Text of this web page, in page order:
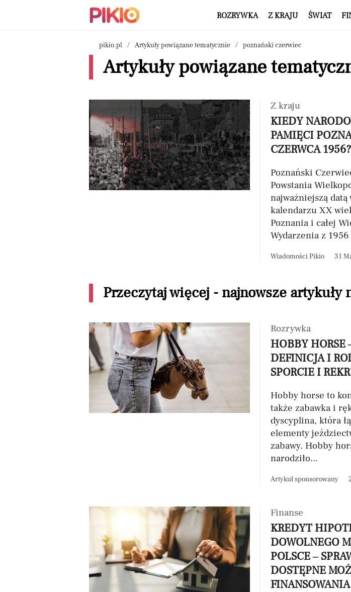
ROZRYWKA Z KRAJU ŚWIAT
pikio.pl Artykuły powiązane tematycznie poznański czerwiec
Artykuły powiązane
Z kraju
KIEDY
PAMIĘCI
CZERWCA 1956?
Poznański
Powstania
najważniejszą datą
kalendarzu XX
Poznania i całej
Wydarzenia z
Wiadomości Pikio 31
Przeczytaj więcej - najnowsze artykuły
Rozrywka
HOBBY
DEFINICJA I
SPORCIE I
Hobby horse to
także zabawka i
dyscyplina, która
elementy
zabawy. Hobby
narodziło...
Artykuł sponsorowany
Finanse
KREDYT
DOWOLNEGO
POLSCE –
DOSTĘPNE
FINANSOWANIA